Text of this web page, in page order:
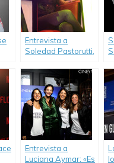
Entrevista a
Soledad Pastorutti,
«Experiencia The
Voice».
Entrevista a
Luciana Aymar: «Es